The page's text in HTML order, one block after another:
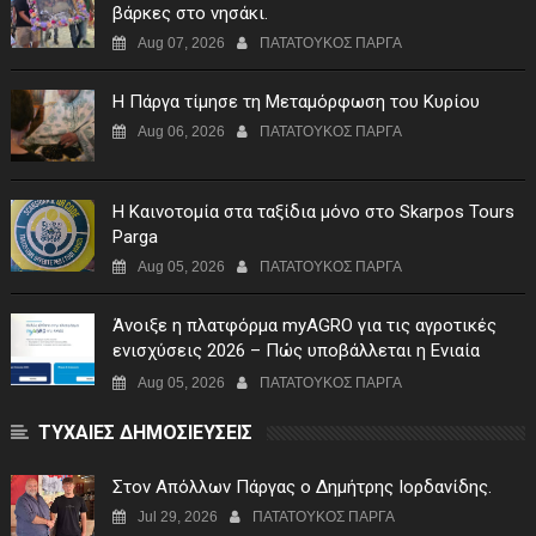
βάρκες στο νησάκι.
Aug 07, 2026 ΠΑΤΑΤΟΥΚΟΣ ΠΑΡΓΑ
Η Πάργα τίμησε τη Μεταμόρφωση του Κυρίου
Aug 06, 2026 ΠΑΤΑΤΟΥΚΟΣ ΠΑΡΓΑ
Η Καινοτομία στα ταξίδια μόνο στο Skarpos Tours
Parga
Aug 05, 2026 ΠΑΤΑΤΟΥΚΟΣ ΠΑΡΓΑ
Άνοιξε η πλατφόρμα myAGRO για τις αγροτικές
ενισχύσεις 2026 – Πώς υποβάλλεται η Ενιαία
Αίτηση Ενίσχυσης
Aug 05, 2026 ΠΑΤΑΤΟΥΚΟΣ ΠΑΡΓΑ
ΤΥΧΑΙΕΣ ΔΗΜΟΣΙΕΥΣΕΙΣ
Στον Απόλλων Πάργας ο Δημήτρης Ιορδανίδης.
Jul 29, 2026 ΠΑΤΑΤΟΥΚΟΣ ΠΑΡΓΑ